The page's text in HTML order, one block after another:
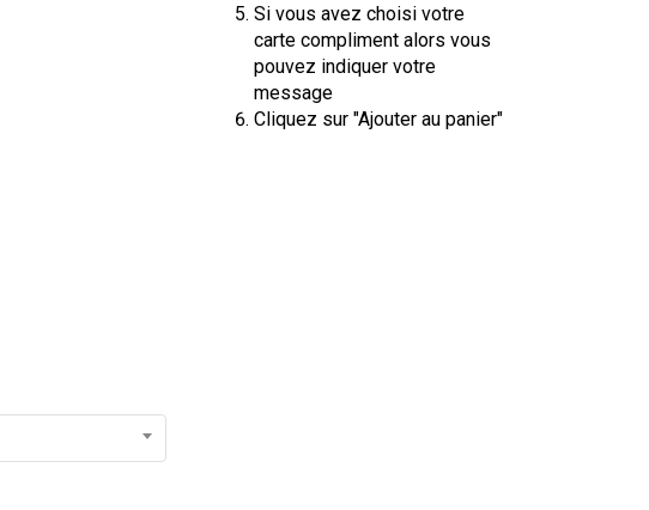
Si vous avez choisi votre
carte compliment alors vous
pouvez indiquer votre
message
Cliquez sur "Ajouter au panier"